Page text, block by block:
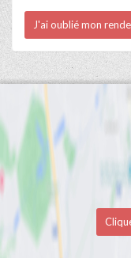
J'ai oublié mon